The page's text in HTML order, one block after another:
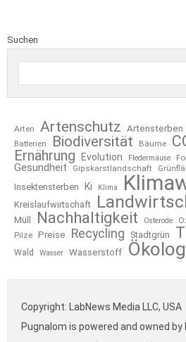
Suchen
Arten Artenschutz Artensterben
Batterien
Biodiversität Bäume
Ernährung
Evolution Fledermäuse
Gesundheit Gipskarstlandschaft
Insektensterben Ki Klima
Kreislaufwirtschaft
Müll
Nachhaltigkeit Osterode
Pilze Preise Recycling Stadtgrün
Wald
Wasser Wasserstoff
Copyright: LabNews Media LLC, USA
Pugnalom is powered and owned by